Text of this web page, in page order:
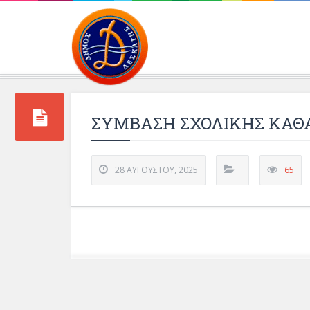
ΣΥΜΒΑΣΗ ΣΧΟΛΙΚΗΣ
28 ΑΥΓΟΎΣΤΟΥ, 2025 65